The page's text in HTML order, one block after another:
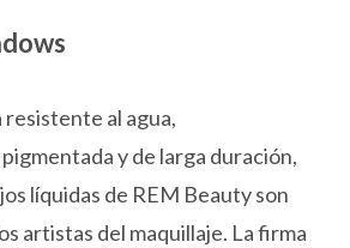
al agua,
y de larga duración,
líquidas de REM Beauty son
artistas del maquillaje. La firma